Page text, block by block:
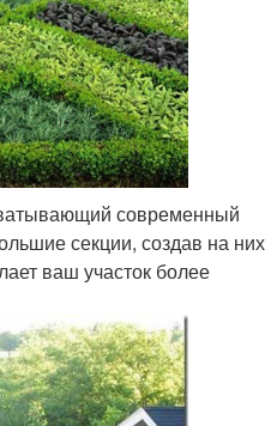
современный
секции, создав на них
ваш участок более